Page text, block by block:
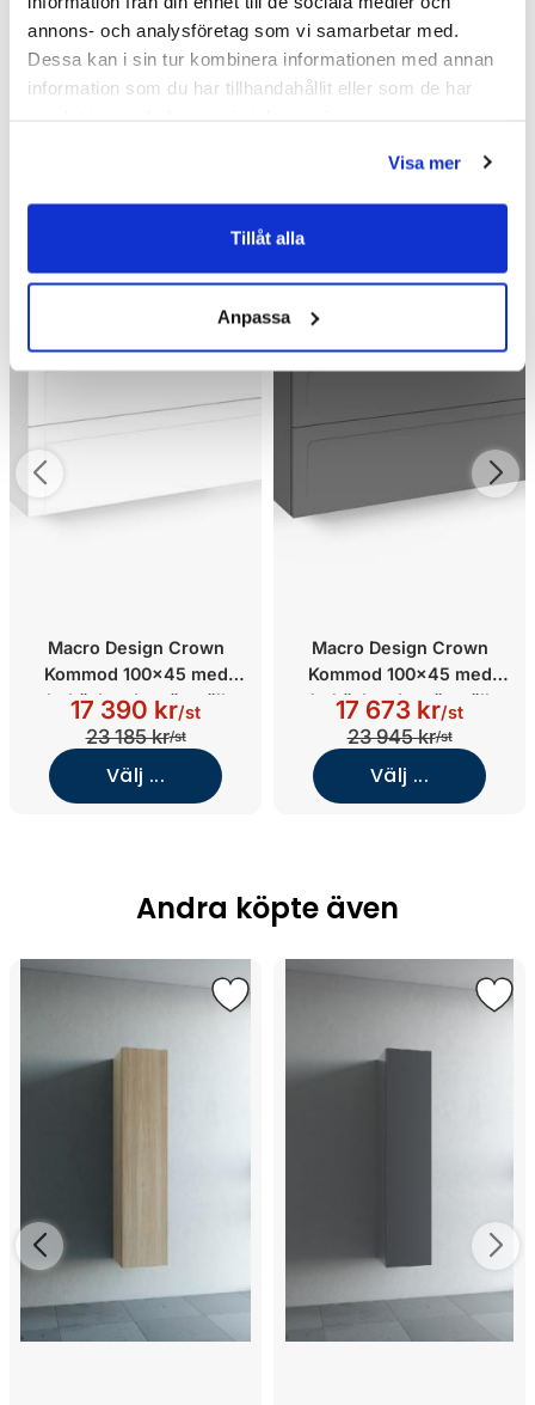
annons- och analysföretag som vi samarbetar med.
Dessa kan i sin tur kombinera informationen med annan
information som du har tillhandahållit eller som de har
Visa mer
Tillåt alla
Anpassa
Macro Design Crown
Kommod 100x45 med
heltäckande tvättställ
(Vit/Frame/Glas Edge vit)
17 390 kr/st
23 185 kr/st
Välj ...
Kampanj
Macro Design Crown
Kommod 100x45 med
heltäckande tvättställ
(Antracit/Shape/Glas Edge
vit)
17 673 kr/st
23 945 kr/st
Välj ...
Andra köpte även